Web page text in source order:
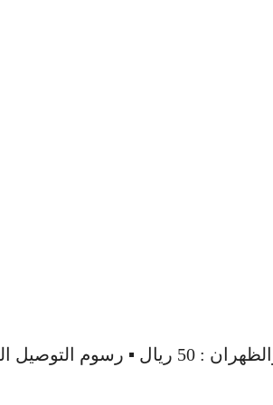
مساج لمفاوي لمدة ساعة تحت إشراف أخصائية افريقية للسيدات فقط ▪ رسوم التوصيل الدمام وسيهات والخبر